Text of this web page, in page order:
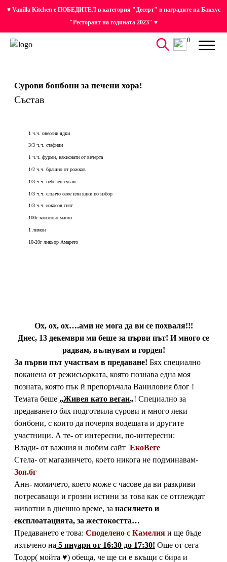
♥ Vanilla Kitchen е ПОБЕДИТЕЛ в категория "Десерт" в наградите на Бакхус
"Ресторант на годината 2023" ♥
0
Сурови бонбони за печени хора!
Състав
1 ч.ч. овесени ядки
3/3 ч.ч. стафиди
1 ч.ч. фурми, накиснати от вечерта
1/2 ч.ч. брашно от рожков
1/3 ч.ч. небелен сусам
1/3 ч.ч. слънчо семе или ядки по избор
1/3 ч.ч. кокосов сняг
100г кокосово масло
1 лимон
10-20г ликьор Амарето
Ох, ох, ох….ами не мога да ви се похваля!!!
Днес, 13 декември ми беше за първи път! И много се
радвам, вълнувам и гордея!
За първи път участвам в предаване! Бях специално
поканена от режисьорката, която познава една моя
позната, която пък й препоръчала Ваниловия блог !
Темата беше „Живея като веган„! Специално за
предаването бях подготвила сурови и много леки
бонбони, с които да почерпя водещата и другите
участници. А те- от интересни, по-интересни:
Влади- от важния и любим сайт ЕкоВеге
Стела- от магазинчето, което никога не подминавам-
Зоя.бг
Анн- момичето, което може с часове да ви разкриви
потресаващи и грозни истини за това как се отглеждат
животни в днешно време, за насилието и
експлоатацията, за жестокостта…
Предаването е това: Споделено с Камелия и ще бъде
излъчено на 5 януари от 16:30 до 17:30! Още от сега
Тодор( мойта ♥) обеща, че ще си е вкъщи с бира и